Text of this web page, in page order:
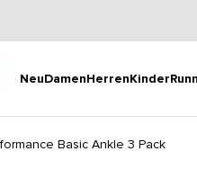
NeuDamenHerrenKinder
Basic Ankle 3 Pack